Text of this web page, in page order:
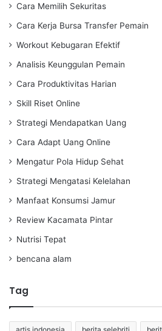
Cara Memilih Sekuritas
Cara Kerja Bursa Transfer Pemain
Workout Kebugaran Efektif
Analisis Keunggulan Pemain
Cara Produktivitas Harian
Skill Riset Online
Strategi Mendapatkan Uang
Cara Adapt Uang Online
Mengatur Pola Hidup Sehat
Strategi Mengatasi Kelelahan
Manfaat Konsumsi Jamur
Review Kacamata Pintar
Nutrisi Tepat
bencana alam
Tag